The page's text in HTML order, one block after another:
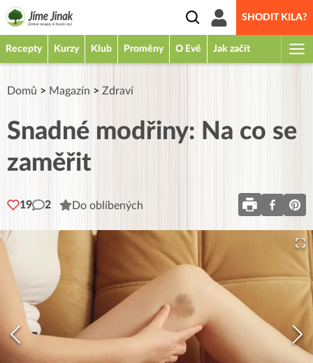
SHODIT KILA?
Recepty Kurzy Klub Proměny O Evě Jak začít
Domů > Magazín > Zdraví
Snadné modřiny: Na co se
zaměřit
19 2 Do oblíbených